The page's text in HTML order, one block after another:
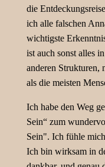
die
ich alle falschen
wichtigste
ist auch sonst alles
anderen Strukturen,
als die meisten
Ich habe den Weg
Sein“ zum
Sein". Ich fühle
Ich bin wirksam in